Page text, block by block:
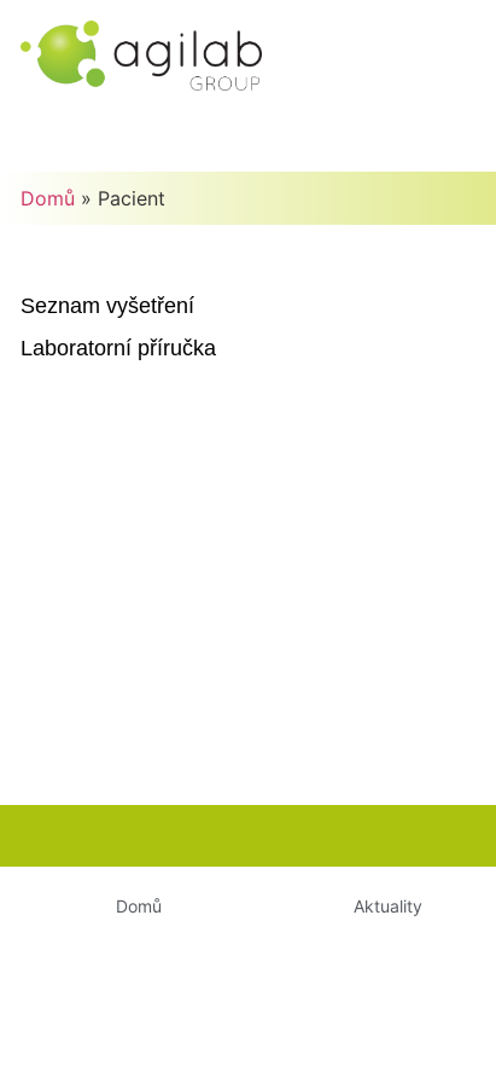
Domů » Pacient
Seznam vyšetření
Laboratorní příručka
Domů Aktuality